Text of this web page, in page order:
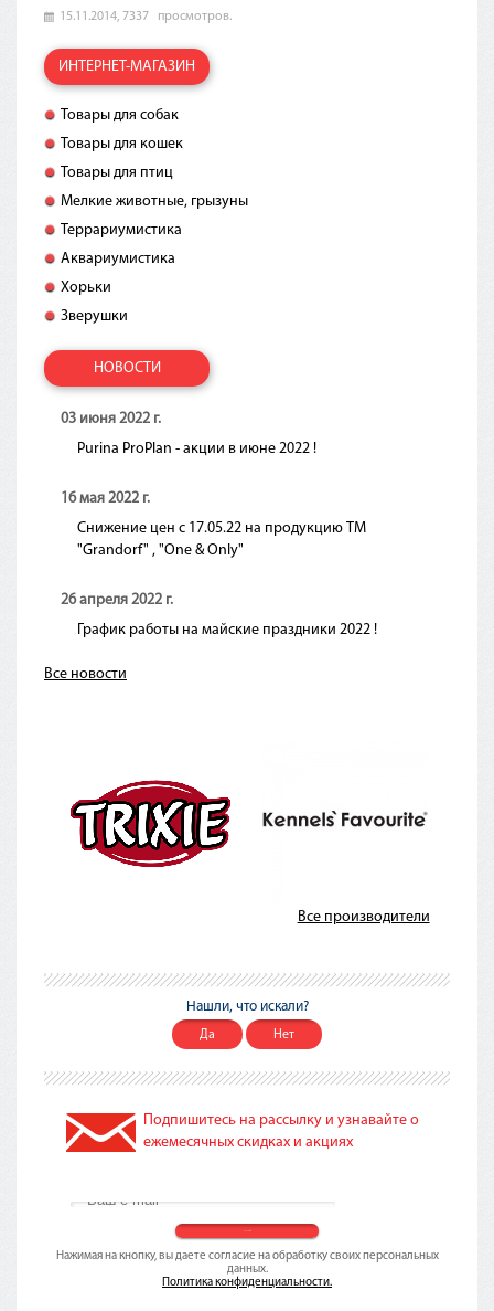
15.11.2014, 7337 просмотров.
ИНТЕРНЕТ-МАГАЗИН
Товары для собак
Товары для кошек
Товары для птиц
Мелкие животные, грызуны
Террариумистика
Аквариумистика
Хорьки
Зверушки
НОВОСТИ
03 июня 2022 г.
Purina ProPlan - акции в июне 2022 !
16 мая 2022 г.
Снижение цен с 17.05.22 на продукцию ТМ
"Grandorf" , "One & Only"
26 апреля 2022 г.
График работы на майские праздники 2022 !
Все новости
Все производители
Нашли, что искали?
Да Нет
Подпишитесь на рассылку и узнавайте о
ежемесячных скидках и акциях
Нажимая на кнопку, вы даете согласие на обработку своих персональных
данных.
Политика конфиденциальности.